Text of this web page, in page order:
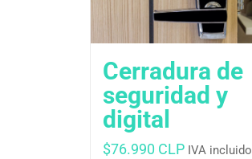
Cerradura de
seguridad y
digital
$76.990 CLP IVA incluido